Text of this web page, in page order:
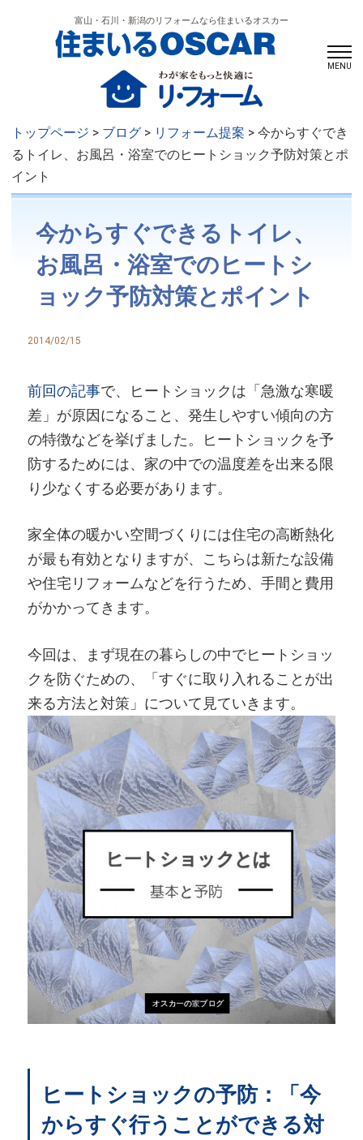
富山・石川・新潟のリフォームなら住まいるオスカー
MENU
トップページ > ブログ> リフォーム提案 > 今からすぐでき
るトイレ、お風呂・浴室でのヒートショック予防対策とポ
イント
今からすぐできるトイレ、
お風呂・浴室でのヒートシ
ョック予防対策とポイント
2014/02/15
前回の記事で、ヒートショックは「急激な寒暖
差」が原因になること、発生しやすい傾向の方
の特徴などを挙げました。ヒートショックを予
防するためには、家の中での温度差を出来る限
り少なくする必要があります。
家全体の暖かい空間づくりには住宅の高断熱化
が最も有効となりますが、こちらは新たな設備
や住宅リフォームなどを行うため、手間と費用
がかかってきます。
今回は、まず現在の暮らしの中でヒートショッ
クを防ぐための、「すぐに取り入れることが出
来る方法と対策」について見ていきます。
ヒートショックの予防：「今
からすぐ行うことができる対